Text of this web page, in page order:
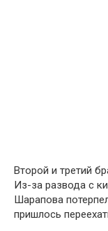
Второй и третий
Из-за развода с
Шарапова
пришлось